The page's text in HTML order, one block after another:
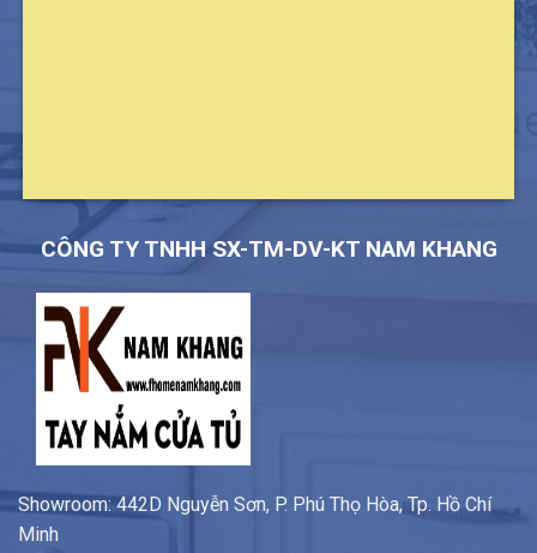
CÔNG TY TNHH SX-TM-DV-KT NAM KHANG
Showroom: 442D Nguyễn Sơn, P. Phú Thọ Hòa, Tp. Hồ Chí
Minh